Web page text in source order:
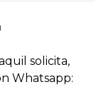
solicita,
Whatsapp: